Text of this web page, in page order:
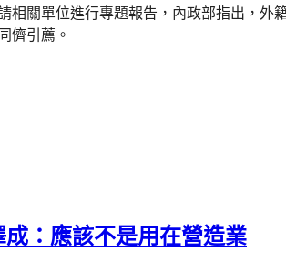
關單位進行專題報告，內政部指出，
儕引薦。
：應該不是用在營造業